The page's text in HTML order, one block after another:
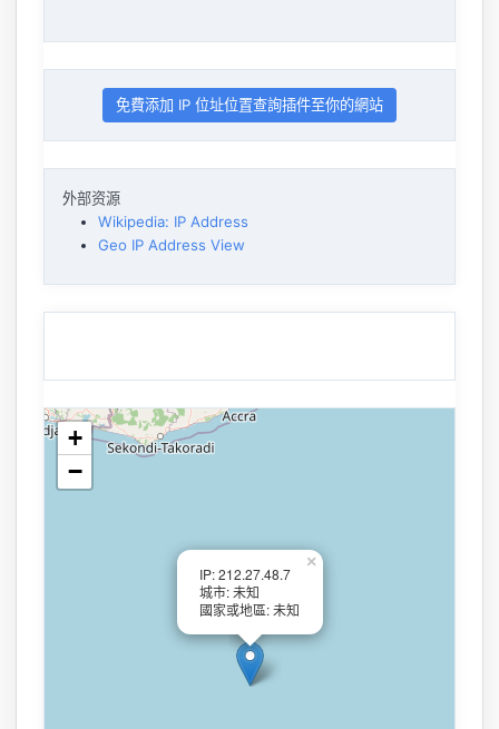
免費添加 IP 位址位置查詢插件至你的網站
外部资源
Wikipedia: IP Address
Geo IP Address View
IP: 212.27.48.7
城市: 未知
國家或地區: 未知
×
+
−